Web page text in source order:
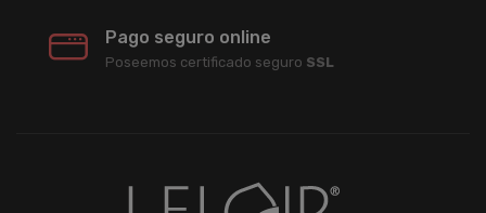
Pago seguro online
Poseemos certificado seguro SSL